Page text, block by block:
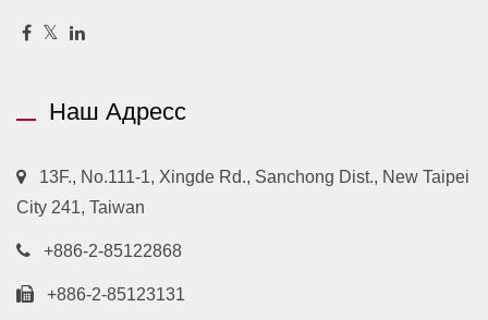
Наш Адресс
13F., No.111-1, Xingde Rd., Sanchong Dist., New Taipei
City 241, Taiwan
+886-2-85122868
+886-2-85123131